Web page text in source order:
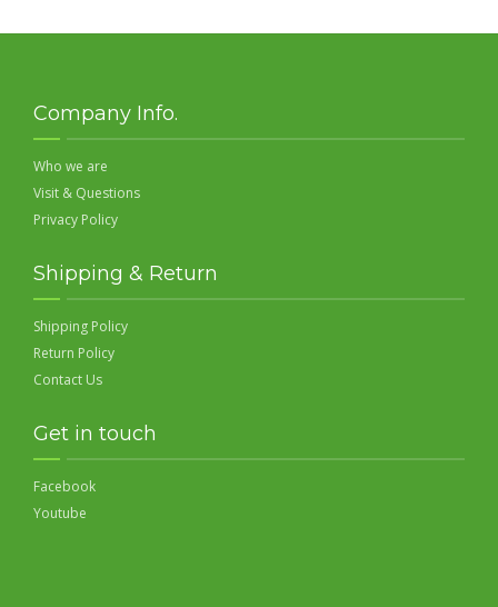
Company Info.
Who we are
Visit & Questions
Privacy Policy
Shipping & Return
Shipping Policy
Return Policy
Contact Us
Get in touch
Facebook
Youtube